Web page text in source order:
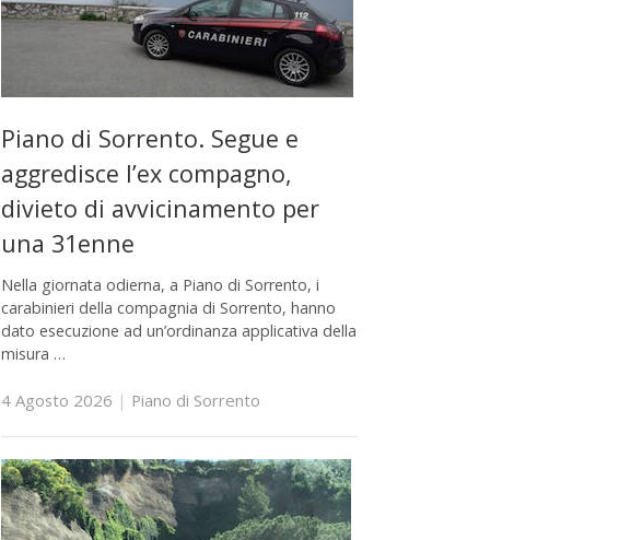
Piano di Sorrento. Segue e
aggredisce l’ex compagno,
divieto di avvicinamento per
una 31enne
Nella giornata odierna, a Piano di Sorrento, i
carabinieri della compagnia di Sorrento, hanno
dato esecuzione ad un’ordinanza applicativa della
misura …
4 Agosto 2026 | Piano di Sorrento